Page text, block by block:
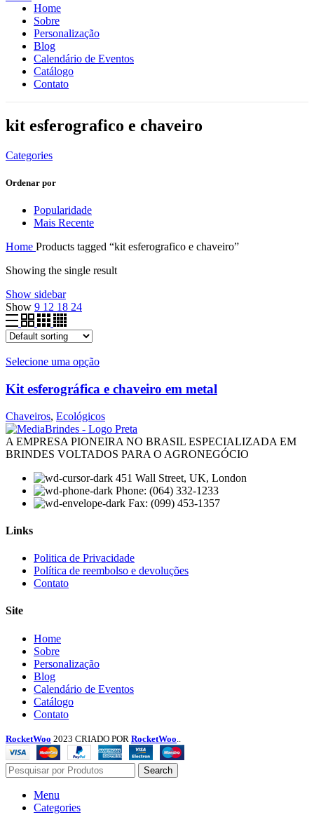
Home
Sobre
Personalização
Blog
Calendário de Eventos
Catálogo
Contato
kit esferografico e chaveiro
Categories
Ordenar por
Popularidade
Mais Recente
Home Products tagged “kit esferografico e chaveiro”
Showing the single result
Show sidebar
Show 9 12 18 24
Selecione uma opção
Kit esferográfica e chaveiro em metal
Chaveiros, Ecológicos
A EMPRESA PIONEIRA NO BRASIL ESPECIALIZADA EM
BRINDES VOLTADOS PARA O AGRONEGÓCIO
451 Wall Street, UK, London
Phone: (064) 332-1233
Fax: (099) 453-1357
Links
Menu
Politica de Privacidade
Política de reembolso e devoluções
Contato
Site
Menu
Home
Sobre
Personalização
Blog
Calendário de Eventos
Catálogo
Contato
RocketWoo 2023 CRIADO POR RocketWoo
Search
Menu
Categories